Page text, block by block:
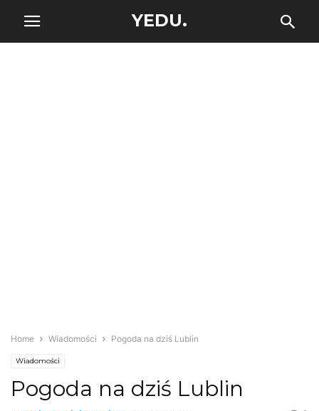
YEDU.
Home Wiadomości Pogoda na dziś Lublin
Wiadomości
Pogoda na dziś Lublin